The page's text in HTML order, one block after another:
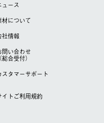
ュース
材について
社情報
問い合わせ
（総合受付）
スタマーサポート
イトご利用規約